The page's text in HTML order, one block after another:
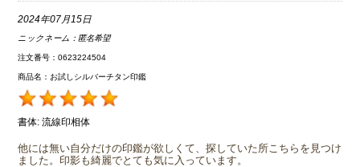
2024年07月15日
ニックネーム： 匿名希望
注文番号：0623224504
商品名：お試しシルバーチタン印鑑
書体: 流線印相体
他には無い自分だけの印鑑が欲しくて、探していた所こちらを見つけ
ました。印影も綺麗でとても気に入っています。